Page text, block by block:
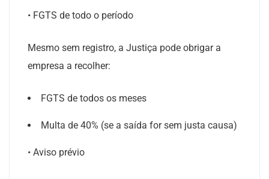
• FGTS de todo o período
Mesmo sem registro, a Justiça pode obrigar a
empresa a recolher:
FGTS de todos os meses
Multa de 40% (se a saída for sem justa causa)
• Aviso prévio